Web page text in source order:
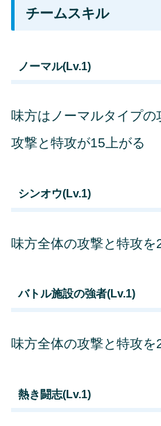
チームスキル
ノーマル(Lv.1)
味方はノーマルタイプの
攻撃と特攻が15上がる
シンオウ(Lv.1)
味方全体の攻撃と特攻を
バトル施設の強者(Lv.1)
味方全体の攻撃と特攻を
熱き闘志(Lv.1)